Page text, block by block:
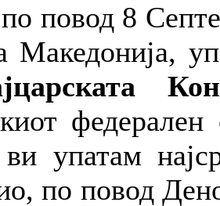
повод 8
Македонија,
упатам
по повод